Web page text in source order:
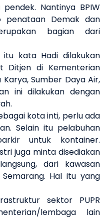
Nantinya BPIW
penataan Demak dan
bagian dari
itu kata Hadi dilakukan
Ditjen di Kementerian
Karya, Sumber Daya Air,
ini dilakukan dengan
kota inti, perlu ada
Selain itu pelabuhan
untuk kontainer.
juga minta disediakan
dari kawasan
Hal itu yang
sektor PUPR
lembaga lain